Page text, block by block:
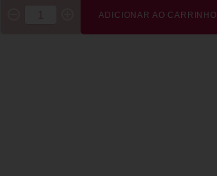
ADICIONAR AO CARRINHO